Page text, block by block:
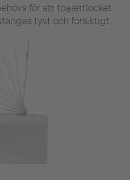
för att toalettlocket
tyst och försiktigt.